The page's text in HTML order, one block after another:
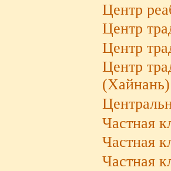
Центр
Центр
Центр
Центр
(Хайнань)
Частная
Частная
Частная